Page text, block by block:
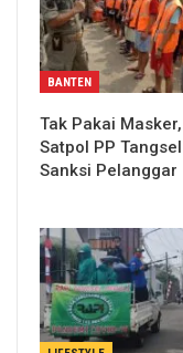
BANTEN
Tak Pakai Masker,
Satpol PP Tangsel
Sanksi Pelanggar